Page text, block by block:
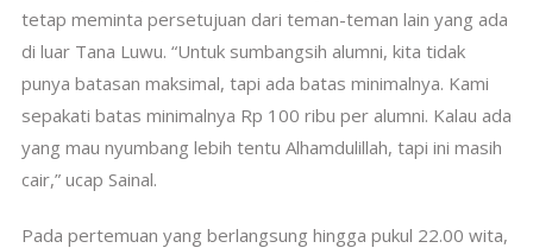
tetap meminta persetujuan dari teman-teman lain yang ada
di luar Tana Luwu. “Untuk sumbangsih alumni, kita tidak
punya batasan maksimal, tapi ada batas minimalnya. Kami
sepakati batas minimalnya Rp 100 ribu per alumni. Kalau ada
yang mau nyumbang lebih tentu Alhamdulillah, tapi ini masih
cair,” ucap Sainal.
Pada pertemuan yang berlangsung hingga pukul 22.00 wita,